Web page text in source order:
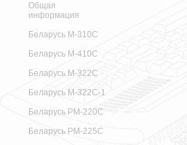
Общая
информация
Беларусь М-310С
Беларусь М-410С
Беларусь М-322С
Беларусь М-322С-1
Беларусь РМ-220С
Беларусь РМ-225С